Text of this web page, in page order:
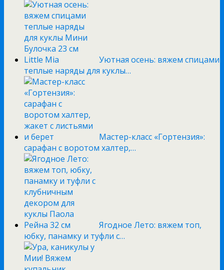
Уютная осень: вяжем спицами
теплые наряды для куклы…
Мастер-класс «Гортензия»:
сарафан с воротом халтер,…
Ягодное Лето: вяжем топ,
юбку, панамку и туфли с…